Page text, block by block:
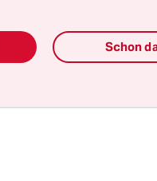
Schon